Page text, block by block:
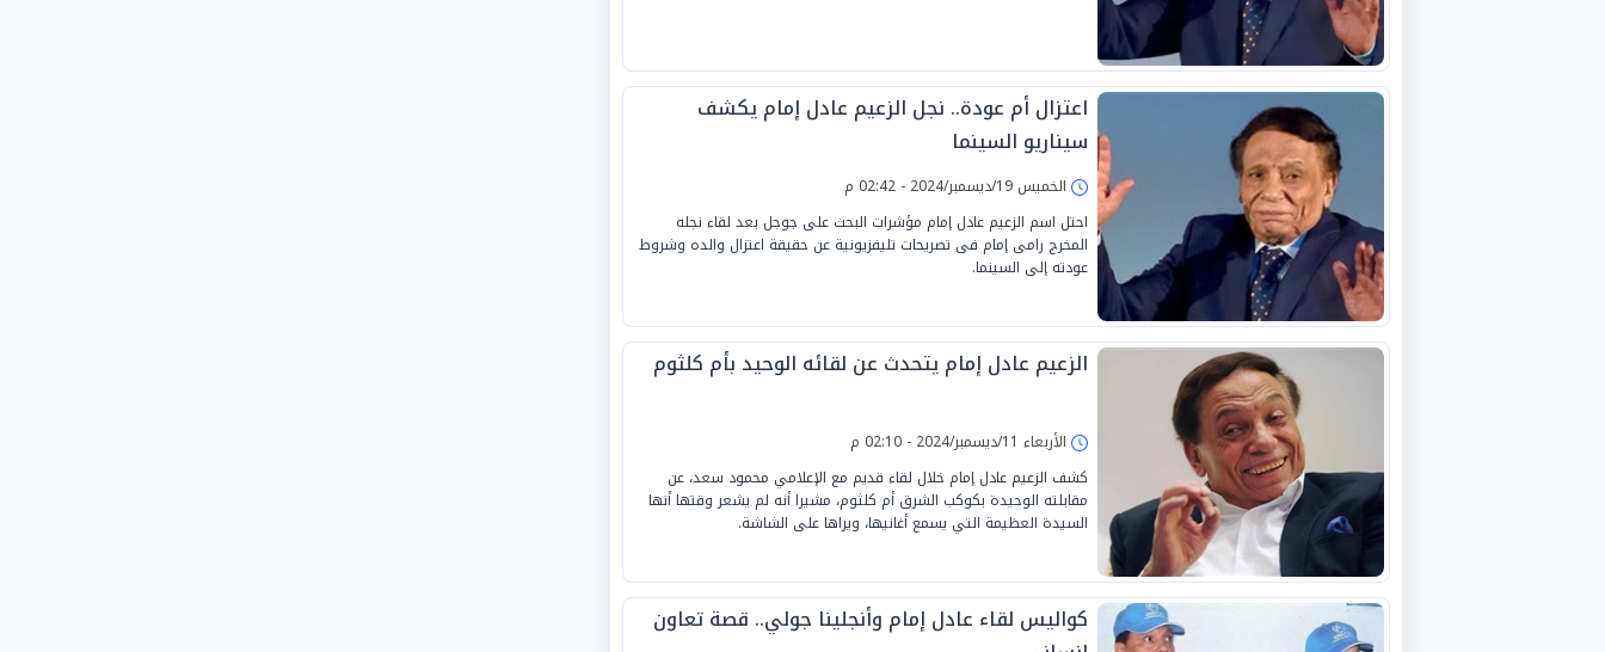
اعتزال أم عودة.. نجل الزعيم عادل إمام يكشف
سيناريو السينما
الخميس 19/ديسمبر/2024 - 02:42 م
احتل اسم الزعيم عادل إمام مؤشرات البحث على جوجل بعد لقاء نجله
المخرج رامى إمام فى تصريحات تليفزيونية عن حقيقة اعتزال والده وشروط
عودته إلى السينما.
الزعيم عادل إمام يتحدث عن لقائه الوحيد بأم كلثوم
الأربعاء 11/ديسمبر/2024 - 02:10 م
كشف الزعيم عادل إمام خلال لقاء قديم مع الإعلامي محمود سعد، عن
مقابلته الوحيدة بكوكب الشرق أم كلثوم، مشيرا أنه لم يشعر وقتها أنها
السيدة العظيمة التي يسمع أغانيها، ويراها على الشاشة.
كواليس لقاء عادل إمام وأنجلينا جولي.. قصة تعاون